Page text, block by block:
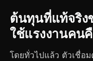
ต้นทุนที่แท้จริง
ใช้แรงงานคน
โดยทั่วไปแล้ว ตัวเชื่อ